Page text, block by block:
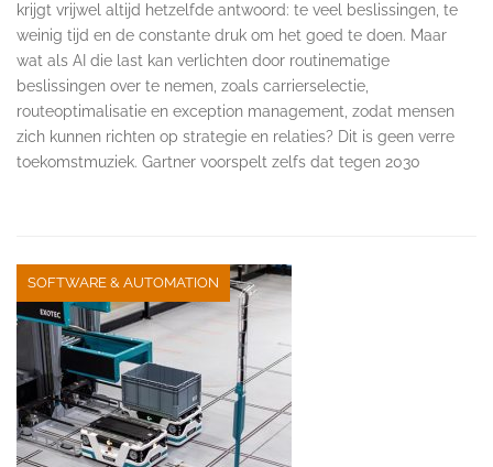
krijgt vrijwel altijd hetzelfde antwoord: te veel beslissingen, te
weinig tijd en de constante druk om het goed te doen. Maar
wat als AI die last kan verlichten door routinematige
beslissingen over te nemen, zoals carrierselectie,
routeoptimalisatie en exception management, zodat mensen
zich kunnen richten op strategie en relaties? Dit is geen verre
toekomstmuziek. Gartner voorspelt zelfs dat tegen 2030
SOFTWARE & AUTOMATION